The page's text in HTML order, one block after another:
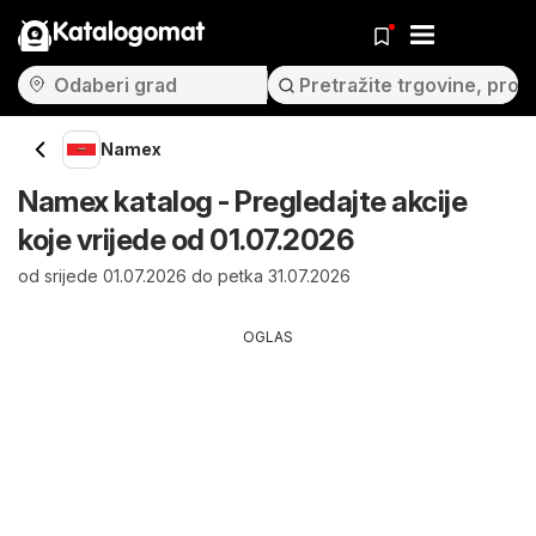
Katalogomat
Namex
Namex katalog - Pregledajte akcije
koje vrijede od 01.07.2026
od srijede 01.07.2026 do petka 31.07.2026
OGLAS